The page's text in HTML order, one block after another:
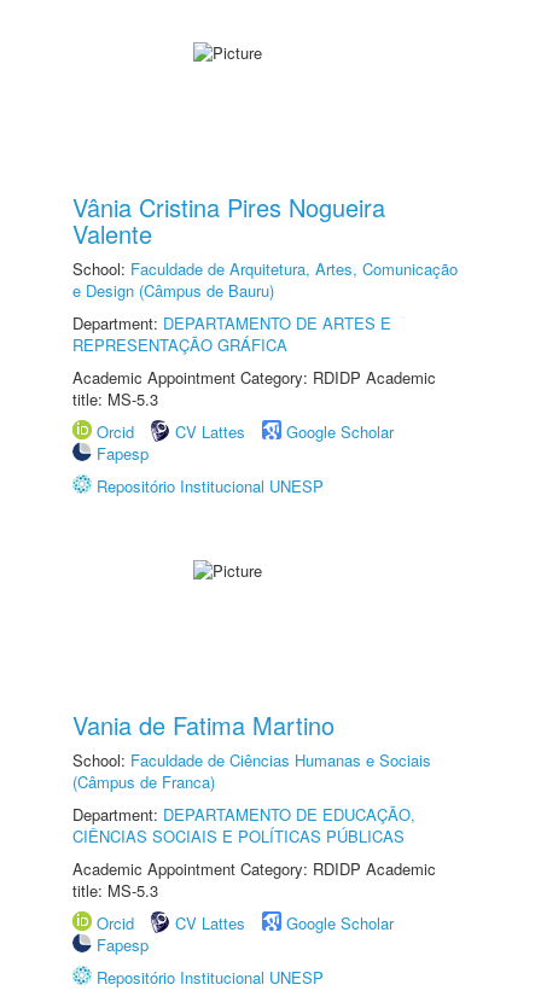
Vânia Cristina Pires Nogueira
Valente
School: Faculdade de Arquitetura, Artes, Comunicação
e Design (Câmpus de Bauru)
Department: DEPARTAMENTO DE ARTES E
REPRESENTAÇÃO GRÁFICA
Academic Appointment Category: RDIDP Academic
title: MS-5.3
Orcid
CV Lattes
Google Scholar
Fapesp
Repositório Institucional UNESP
Vania de Fatima Martino
School: Faculdade de Ciências Humanas e Sociais
(Câmpus de Franca)
Department: DEPARTAMENTO DE EDUCAÇÃO,
CIÊNCIAS SOCIAIS E POLÍTICAS PÚBLICAS
Academic Appointment Category: RDIDP Academic
title: MS-5.3
Orcid
CV Lattes
Google Scholar
Fapesp
Repositório Institucional UNESP